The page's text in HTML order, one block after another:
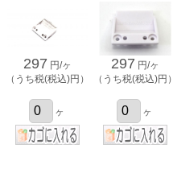
297 円/ヶ
（うち税(税込)円）
ヶ
297 円/ヶ
（うち税(税込)円）
ヶ